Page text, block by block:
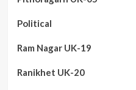
Political
Ram Nagar UK-19
Ranikhet UK-20